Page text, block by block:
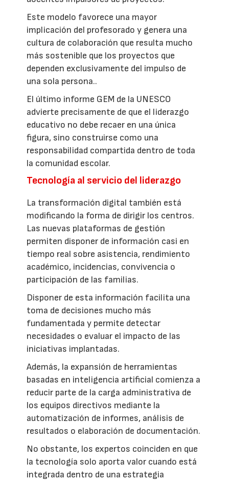
Este modelo favorece una mayor
implicación del profesorado y genera una
cultura de colaboración que resulta mucho
más sostenible que los proyectos que
dependen exclusivamente del impulso de
una sola persona..
El último informe GEM de la UNESCO
advierte precisamente de que el liderazgo
educativo no debe recaer en una única
figura, sino construirse como una
responsabilidad compartida dentro de toda
la comunidad escolar.
Tecnología al servicio del liderazgo
La transformación digital también está
modificando la forma de dirigir los centros.
Las nuevas plataformas de gestión
permiten disponer de información casi en
tiempo real sobre asistencia, rendimiento
académico, incidencias, convivencia o
participación de las familias.
Disponer de esta información facilita una
toma de decisiones mucho más
fundamentada y permite detectar
necesidades o evaluar el impacto de las
iniciativas implantadas.
Además, la expansión de herramientas
basadas en inteligencia artificial comienza a
reducir parte de la carga administrativa de
los equipos directivos mediante la
automatización de informes, análisis de
resultados o elaboración de documentación.
No obstante, los expertos coinciden en que
la tecnología solo aporta valor cuando está
integrada dentro de una estrategia